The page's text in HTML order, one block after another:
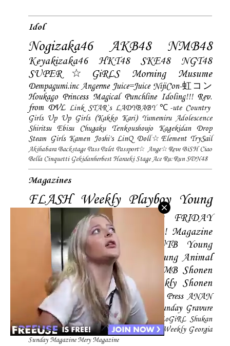
Idol
Nogizaka46 AKB48 NMB48
Keyakizaka46 HKT48 SKE48
NGT48
SUPER☆GiRLS
Morning Musume
Dempagumi.inc Angerme Juice=Juice NijiCon-虹コン
Houkago Princess Magical Punchline Idoling!!! Rev.
from DVL Link STAR`s LADYBABY ℃-ute Country
Girls Up Up Girls (Kakko Kari) Yumemiru Adolescence
Shiritsu Ebisu Chugaku
Tenkoushoujo Kagekidan
Drop
Steam Girls Kamen Joshi's LinQ Doll☆Element TrySail
Akihabara Backstage Pass Palet Passport☆ Ange☆Reve BiSH Ciao
Bella Cinquetti Gekidanherbest Haraeki Stage Ace Ru:Run SDN48
Magazines
FLASH Weekly Playboy Young
Magazine
Young Jump
FRIDAY
Magazine
BLT ENTAME
SPA! Magazine
EX-Taishu
Young Gangan UTB
Young
Champion Big Comic Spirtis
Young Animal
Shonen Magazine BUBKA BOMB Shonen
Champion Manga Action
Weekly Shonen
Sunday
Photobooks BRODY Hustle Press ANAN
Magazine
SMART Magazine Young Sunday Gravure
The Television CD&DL My Girl Daily LoGiRL Shukan
Taishu Girls! Magazine Soccer Game King Weekly Georgia
Sunday Magazine Mery Magazine